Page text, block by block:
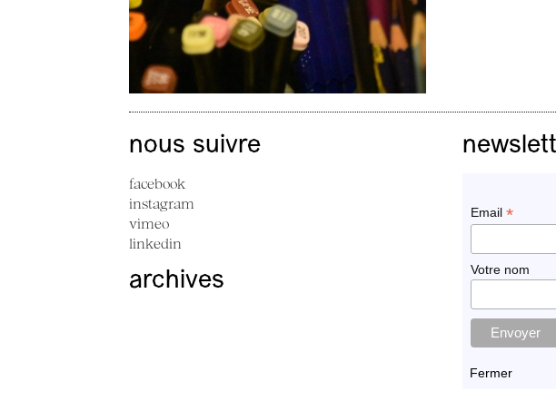
nous suivre
facebook
instagram
vimeo
linkedin
archives
Email*
Votre nom
Fermer